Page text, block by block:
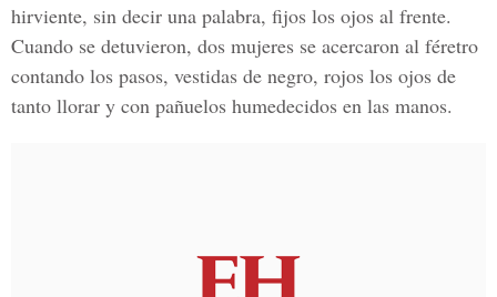
hirviente, sin decir una palabra, fijos los ojos al frente.
Cuando se detuvieron, dos mujeres se acercaron al féretro
contando los pasos, vestidas de negro, rojos los ojos de
tanto llorar y con pañuelos humedecidos en las manos.